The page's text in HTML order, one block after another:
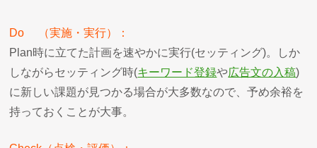
Do （実施・実行）：
Plan時に立てた計画を速やかに実行(セッティング)。しか
しながらセッティング時(キーワード登録や広告文の入稿)
に新しい課題が見つかる場合が大多数なので、予め余裕を
持っておくことが大事。